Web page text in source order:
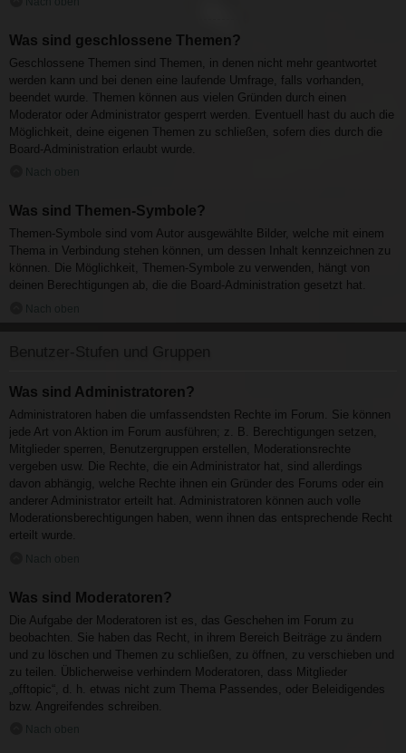
Was sind geschlossene Themen?
Geschlossene Themen sind Themen, in denen nicht mehr geantwortet
werden kann und bei denen eine laufende Umfrage, falls vorhanden,
beendet wurde. Themen können aus vielen Gründen durch einen
Moderator oder Administrator gesperrt werden. Eventuell hast du auch die
Möglichkeit, deine eigenen Themen zu schließen, sofern dies durch die
Board-Administration erlaubt wurde.
Nach oben
Was sind Themen-Symbole?
Themen-Symbole sind vom Autor ausgewählte Bilder, welche mit einem
Thema in Verbindung stehen können, um dessen Inhalt kennzeichnen zu
können. Die Möglichkeit, Themen-Symbole zu verwenden, hängt von
deinen Berechtigungen ab, die die Board-Administration gesetzt hat.
Nach oben
Benutzer-Stufen und Gruppen
Was sind Administratoren?
Administratoren haben die umfassendsten Rechte im Forum. Sie können
jede Art von Aktion im Forum ausführen; z. B. Berechtigungen setzen,
Mitglieder sperren, Benutzergruppen erstellen, Moderationsrechte
vergeben usw. Die Rechte, die ein Administrator hat, sind allerdings
davon abhängig, welche Rechte ihnen ein Gründer des Forums oder ein
anderer Administrator erteilt hat. Administratoren können auch volle
Moderationsberechtigungen haben, wenn ihnen das entsprechende Recht
erteilt wurde.
Nach oben
Was sind Moderatoren?
Die Aufgabe der Moderatoren ist es, das Geschehen im Forum zu
beobachten. Sie haben das Recht, in ihrem Bereich Beiträge zu ändern
und zu löschen und Themen zu schließen, zu öffnen, zu verschieben und
zu teilen. Üblicherweise verhindern Moderatoren, dass Mitglieder
„offtopic“, d. h. etwas nicht zum Thema Passendes, oder Beleidigendes
bzw. Angreifendes schreiben.
Nach oben